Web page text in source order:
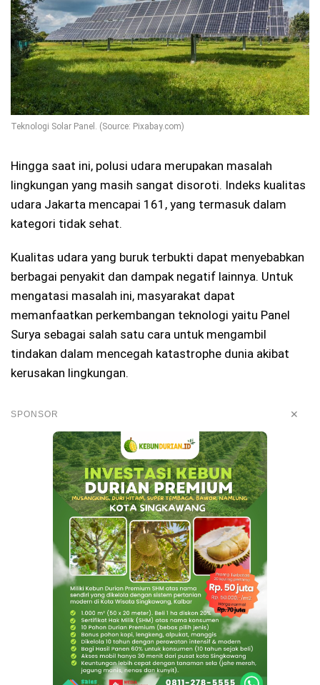
Teknologi Solar Panel. (Source: Pixabay.com)
Hingga saat ini, polusi udara merupakan masalah
lingkungan yang masih sangat disoroti. Indeks kualitas
udara Jakarta mencapai 161, yang termasuk dalam
kategori tidak sehat.
Kualitas udara yang buruk terbukti dapat menyebabkan
berbagai penyakit dan dampak negatif lainnya. Untuk
mengatasi masalah ini, masyarakat dapat
memanfaatkan perkembangan teknologi yaitu Panel
Surya sebagai salah satu cara untuk mengambil
tindakan dalam mencegah katastrophe dunia akibat
kerusakan lingkungan.
SPONSOR ✕